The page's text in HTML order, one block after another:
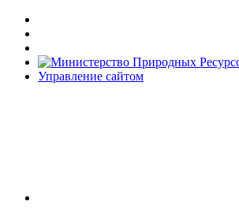
Управление сайтом